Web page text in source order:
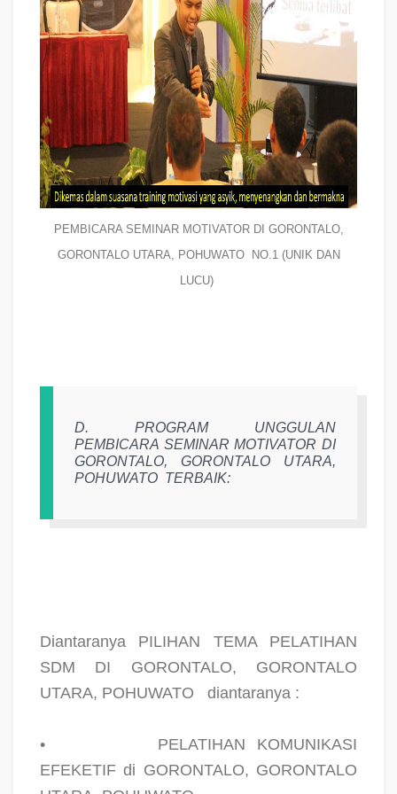
PEMBICARA SEMINAR MOTIVATOR DI GORONTALO,
GORONTALO UTARA, POHUWATO NO.1 (UNIK DAN
LUCU)
D. PROGRAM UNGGULAN
PEMBICARA SEMINAR MOTIVATOR DI
GORONTALO, GORONTALO UTARA,
POHUWATO TERBAIK:
Diantaranya PILIHAN TEMA PELATIHAN
SDM DI GORONTALO, GORONTALO
UTARA, POHUWATO
diantaranya :
•
PELATIHAN KOMUNIKASI
EFEKETIF di GORONTALO, GORONTALO